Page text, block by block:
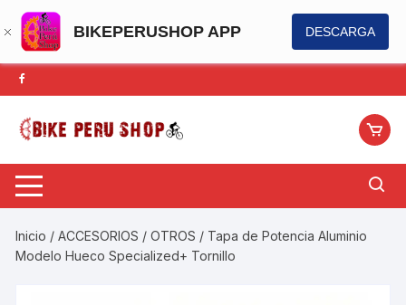
BIKEPERUSHOP APP DESCARGA
Saltar
al
contenido
Inicio /ACCESORIOS /OTROS / Tapa de Potencia Aluminio
Modelo Hueco Specialized+ Tornillo